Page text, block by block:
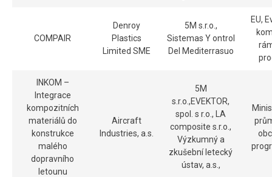
COMPAIR
Denroy
Plastics
Limited SME
5M s.r.o.,
Sistemas Y ontrol
Del Mediterrasuo
EU,
INKOM –
Integrace
kompozitních
materiálů do
konstrukce
malého
dopravního
letounu
Aircraft
Industries, a.s.
5M
s.r.o.,EVEKTOR,
spol. s r.o., LA
composite s.r.o.,
Výzkumný a
zkušební letecký
ústav, a.s.,